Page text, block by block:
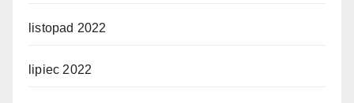
listopad 2022
lipiec 2022